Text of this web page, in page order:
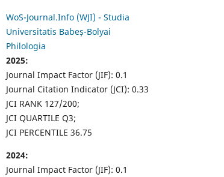
WoS-Journal.Info (WJI) - Studia
Universitatis Babeș-Bolyai
Philologia
2025:
Journal Impact Factor (JIF): 0.1
Journal Citation Indicator (JCI): 0.33
JCI RANK 127/200;
JCI QUARTILE Q3;
JCI PERCENTILE 36.75
2024:
Journal Impact Factor (JIF): 0.1